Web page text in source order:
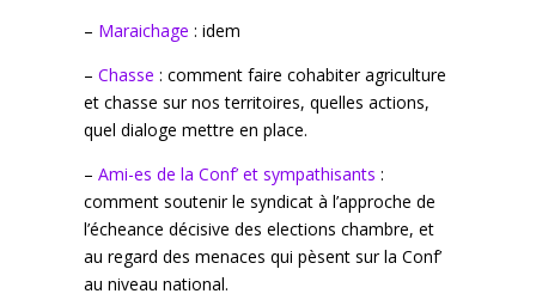
– Maraichage : idem
– Chasse : comment faire cohabiter agriculture
et chasse sur nos territoires, quelles actions,
quel dialoge mettre en place.
– Ami-es de la Conf’ et sympathisants :
comment soutenir le syndicat à l’approche de
l’écheance décisive des elections chambre, et
au regard des menaces qui pèsent sur la Conf’
au niveau national.